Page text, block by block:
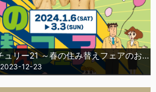
★1/6(土)より開催★ センチュリー21 ～春の住み替えフェアのお知らせ～
2023-12-23